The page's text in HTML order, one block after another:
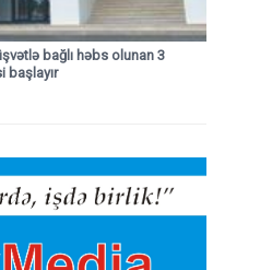
bağlı həbs olunan 3
başlayır